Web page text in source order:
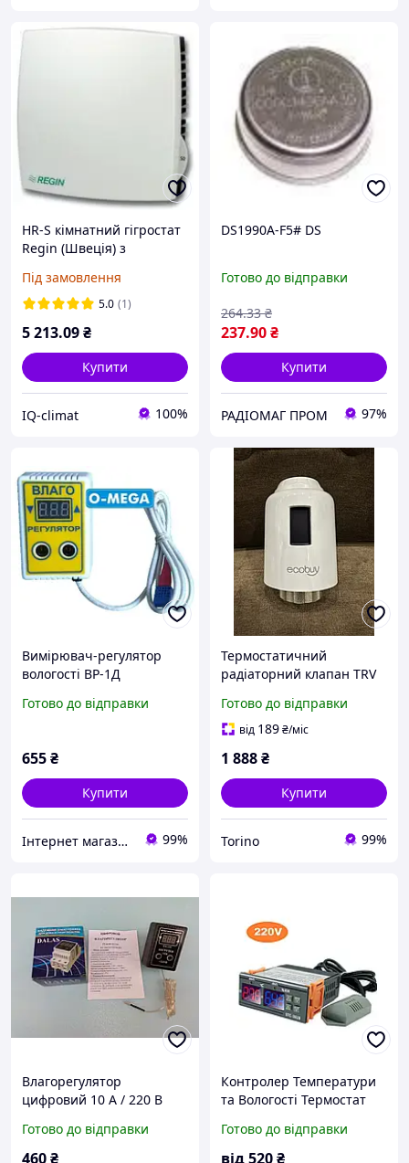
HR-S кімнатний гігростат
Regin (Швеція) з
35...95%
Під замовлення
5.0 (1)
5 213.09₴
Купити
IQ-climat 100%
DS1990A-F5# DS
Готово до відправки
237.90₴
264.33 ₴
Купити
РАДІОМАГ ПРОМ 97%
Вимірювач-регулятор
вологості ВР-1Д
Готово до відправки
655₴
Купити
Інтернет магазин "www.O-MEGA.COM.UA" ⭐⭐⭐⭐⭐ 99%
Термостатичний
радіаторний клапан TRV
температури
Готово до відправки
від 189₴/міс
1 888₴
Купити
Torino 99%
Влагорегулятор
цифровий 10 А / 220 В
Готово до відправки
460₴
Контролер Температури
та Вологості Термостат
та Вологості на 220
вольтів STC 3028
Готово до відправки
від520₴